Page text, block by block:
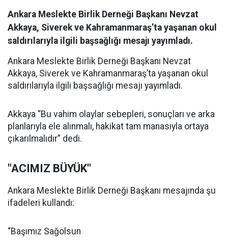
Ankara Meslekte Birlik Derneği Başkanı Nevzat
Akkaya, Siverek ve Kahramanmaraş’ta yaşanan okul
saldırılarıyla ilgili başsağlığı mesajı yayımladı.
Ankara Meslekte Birlik Derneği Başkanı Nevzat
Akkaya, Siverek ve Kahramanmaraş’ta yaşanan okul
saldırılarıyla ilgili başsağlığı mesajı yayımladı.
Akkaya “Bu vahim olaylar sebepleri, sonuçları ve arka
planlarıyla ele alınmalı, hakikat tam manasıyla ortaya
çıkarılmalıdır” dedi.
"ACIMIZ BÜYÜK"
Ankara Meslekte Birlik Derneği Başkanı mesajında şu
ifadeleri kullandı:
“Başımız Sağolsun